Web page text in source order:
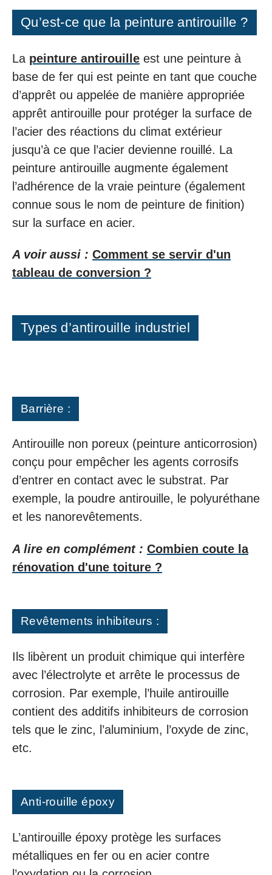
Qu’est-ce que la peinture antirouille ?
La peinture antirouille est une peinture à
base de fer qui est peinte en tant que couche
d’apprêt ou appelée de manière appropriée
apprêt antirouille pour protéger la surface de
l’acier des réactions du climat extérieur
jusqu’à ce que l’acier devienne rouillé. La
peinture antirouille augmente également
l’adhérence de la vraie peinture (également
connue sous le nom de peinture de finition)
sur la surface en acier.
A voir aussi : Comment se servir d'un
tableau de conversion ?
Types d’antirouille industriel
Barrière :
Antirouille non poreux (peinture anticorrosion)
conçu pour empêcher les agents corrosifs
d’entrer en contact avec le substrat. Par
exemple, la poudre antirouille, le polyuréthane
et les nanorevêtements.
A lire en complément : Combien coute la
rénovation d'une toiture ?
Revêtements inhibiteurs :
Ils libèrent un produit chimique qui interfère
avec l’électrolyte et arrête le processus de
corrosion. Par exemple, l’huile antirouille
contient des additifs inhibiteurs de corrosion
tels que le zinc, l’aluminium, l’oxyde de zinc,
etc.
Anti-rouille époxy
L’antirouille époxy protège les surfaces
métalliques en fer ou en acier contre